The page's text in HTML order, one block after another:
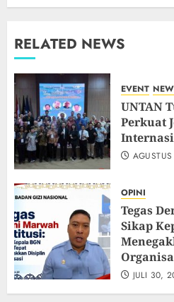
RELATED NEWS
EVENT
UNTAN
Perkuat
OPINI
Tegas
Sikap
JULI 30,